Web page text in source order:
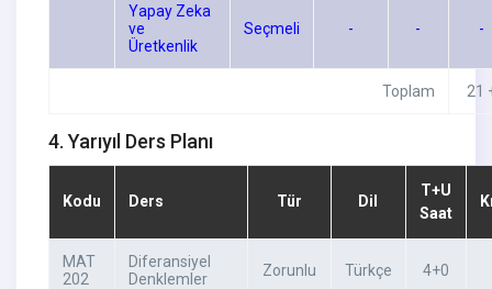
Yapay Zeka
ve
Üretkenlik
Seçmeli - - -
Toplam 21
4. Yarıyıl Ders Planı
Kodu Ders Tür Dil
T+U
Saat
MAT
202
Diferansiyel
Denklemler
Zorunlu Türkçe 4+0